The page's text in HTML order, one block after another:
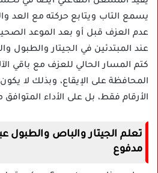
يسمع التاب ويتابع حركته مع العد
عدم العزف قبل أو بعد الموعد
عند المبتدئين في الجيتار والطبول
كتم المسار الحالي للعزف مع باقي
المحافظة على الإيقاع، وبذلك لا
الأرقام فقط، بل على الأداء
مدفوع